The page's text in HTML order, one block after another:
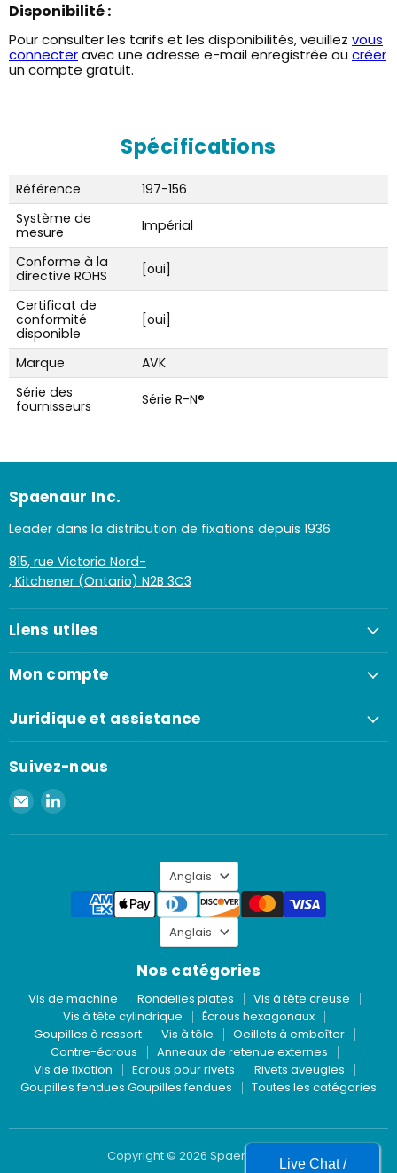
Disponibilité :
Pour consulter les tarifs et les disponibilités, veuillez vous
connecteravec une adresse e-mail enregistrée ou créer
un compte gratuit.
Spécifications
Référence
197-156
Système de
mesure
Impérial
Conforme à la
directive ROHS
[oui]
Certificat de
conformité
disponible
[oui]
Marque
AVK
Série des
fournisseurs
Série R-N®
Spaenaur Inc.
Leader dans la distribution de fixations depuis 1936
815, rue Victoria Nord-
, Kitchener (Ontario) N2B 3C3
Liens utiles
Mon compte
Juridique et assistance
Suivez-nous
Envoyer
un
e-
Spaenaur
Retrouvez-
sur
Langue
Anglais
Nos catégories
Vis de machine Rondelles plates
Vis à tête creuse
Vis à tête cylindrique
Écrous hexagonaux
Goupilles à ressort
Vis à tôle
Oeillets à emboîter
Contre-écrous
Anneaux de retenue externes
Vis de fixation
Ecrous pour rivets
Rivets aveugles
Goupilles fendues Goupilles fendues
Toutes les catégories
Copyright © 2026 Spaenaur Inc.
Langue
Anglais
Live Chat /